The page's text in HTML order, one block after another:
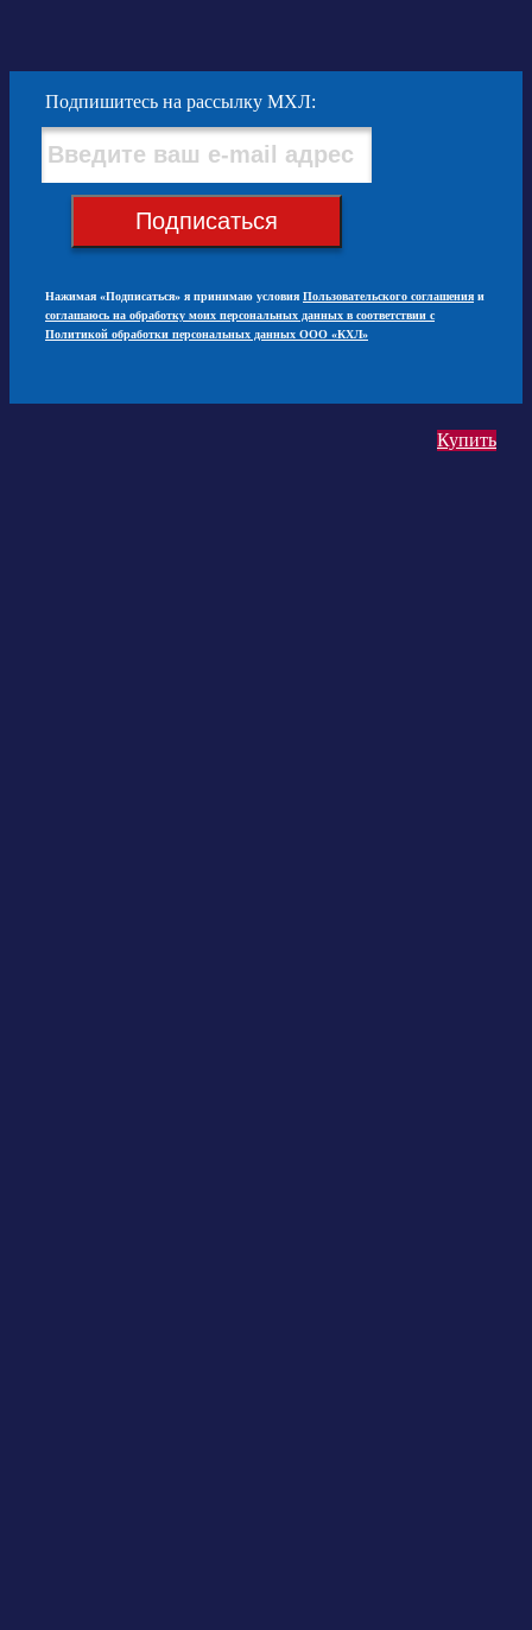
Купить
Подпишитесь на рассылку МХЛ:
Подписаться
Нажимая «Подписаться» я принимаю условия Пользовательского соглашения и
соглашаюсь на обработку моих персональных данных в соответствии с
Политикой обработки персональных данных ООО «КХЛ»